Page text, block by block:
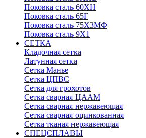
Поковка сталь 60ХН
Поковка сталь 65Г
Поковка сталь 75Х3МФ
Поковка сталь 9Х1
СЕТКА
Кладочная сетка
Латунная сетка
Сетка Манье
Сетка ЦПВС
Сетка для грохотов
Сетка сварная ЦААМ
Сетка сварная нержавеющая
Сетка сварная оцинкованная
Сетка тканая нержавеющая
СПЕЦСПЛАВЫ